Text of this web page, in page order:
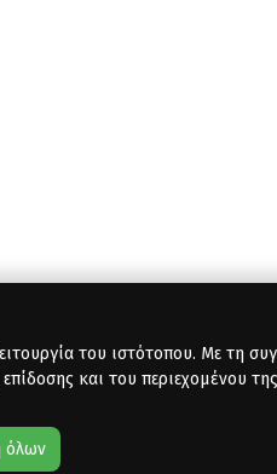
του ιστότοπου. Με τη
και του
όλων